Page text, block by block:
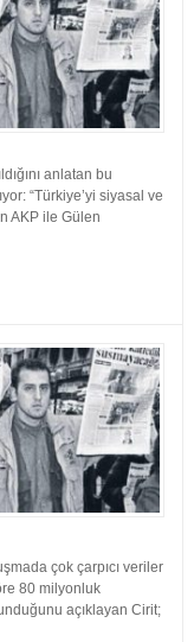
anlatan bu
“Türkiye’yi siyasal ve
AKP ile Gülen
çok çarpıcı veriler
80 milyonluk
açıklayan Cirit;